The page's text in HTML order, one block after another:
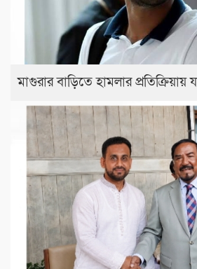
মাগুরার বাড়িতে হামলার প্রতিক্রিয়ায়